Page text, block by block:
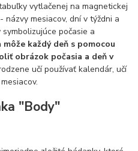
vytlačenej na magnetickej
mesiacov, dní v týždni a
počasie a
môže každý deň s pomocou
obrázok počasia a deň v
učí používať kalendár, učí
"Body"